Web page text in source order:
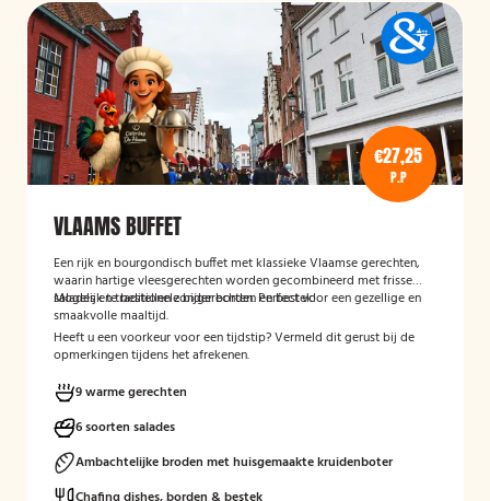
€27,25
P.P
VLAAMS BUFFET
Een rijk en bourgondisch buffet met klassieke Vlaamse gerechten,
waarin hartige vleesgerechten worden gecombineerd met frisse
salades en traditionele bijgerechten. Perfect voor een gezellige en
smaakvolle maaltijd.
Mogelijk te bestellen zonder borden en bestek!
Heeft u een voorkeur voor een tijdstip? Vermeld dit gerust bij de
opmerkingen tijdens het afrekenen.
9 warme gerechten
6 soorten salades
Ambachtelijke broden met huisgemaakte kruidenboter